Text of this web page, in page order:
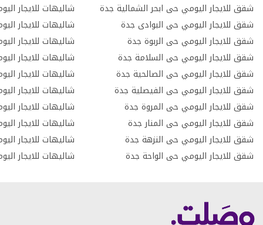
شقق للايجار اليومي حى ابحر الشمالية جدة
شقق للايجار اليومي حى البوادى جدة
شقق للايجار اليومي حى الربوة جدة
شقق للايجار اليومي حى السلامة جدة
شقق للايجار اليومي حى الصالحية جدة
شقق للايجار اليومي حى الفيصلية جدة
شقق للايجار اليومي حى المروة جدة
شقق للايجار اليومي حى المنار جدة
شقق للايجار اليومي حى النزهة جدة
شقق للايجار اليومي حى الواحة جدة
شاليهات للايجار
شاليهات للايجار
شاليهات للايجار
شاليهات للايجار
شاليهات للايجار
شاليهات للايجار
شاليهات للايجار
شاليهات للايجار